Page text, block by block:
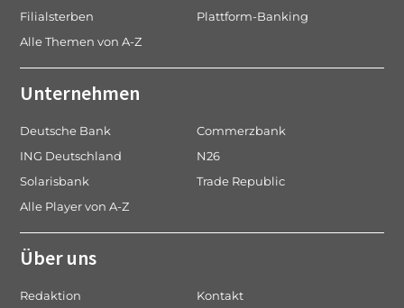
Filialsterben
Plattform-Banking
Alle Themen von A-Z
Unternehmen
Deutsche Bank
Commerzbank
ING Deutschland
N26
Solarisbank
Trade Republic
Alle Player von A-Z
Über uns
Redaktion Kontakt